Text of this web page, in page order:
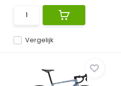
Vergelijk